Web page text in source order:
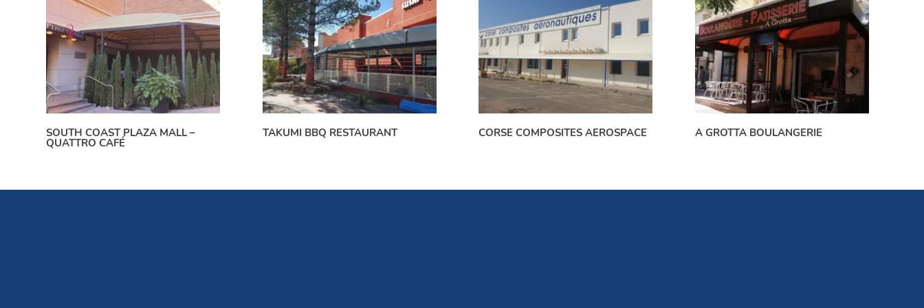
SOUTH COAST PLAZA MALL –
QUATTRO CAFÉ
TAKUMI BBQ RESTAURANT CORSE COMPOSITES AEROSPACE A GROTTA BOULANGERIE